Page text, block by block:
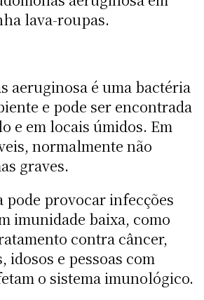
lava-roupas.
aeruginosa é uma bactéria
e pode ser encontrada
e em locais úmidos. Em
normalmente não
graves.
pode provocar infecções
imunidade baixa, como
contra câncer,
idosos e pessoas com
o sistema imunológico.